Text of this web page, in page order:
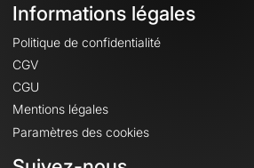
Informations légales
Politique de confidentialité
CGV
CGU
Mentions légales
Paramètres des cookies